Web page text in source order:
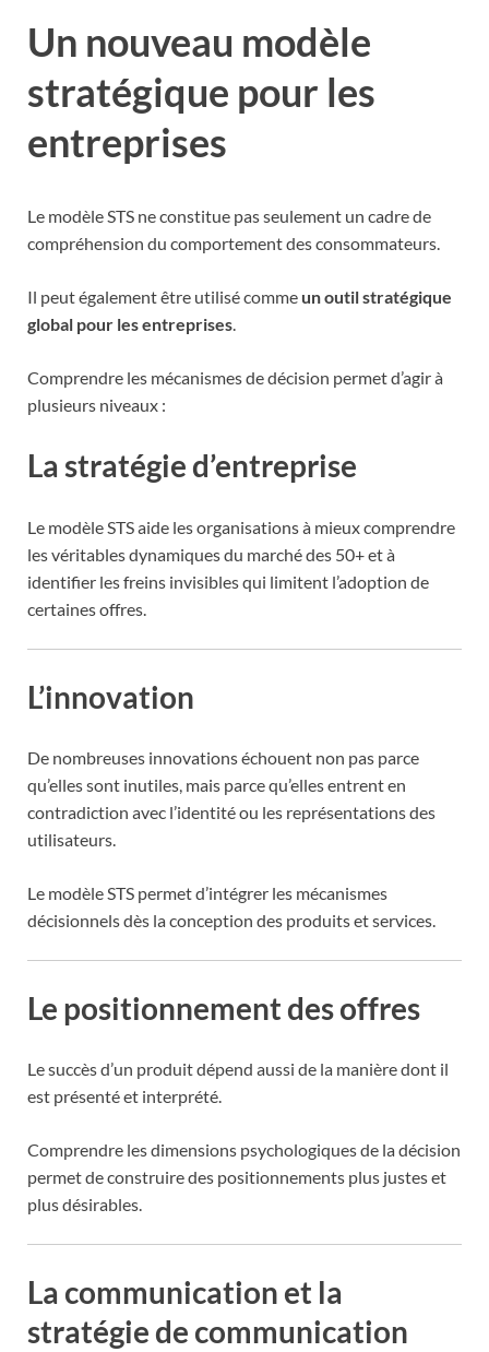
Un nouveau modèle
stratégique pour les
entreprises
Le modèle STS ne constitue pas seulement un cadre de
compréhension du comportement des consommateurs.
Il peut également être utilisé comme un outil stratégique
global pour les entreprises.
Comprendre les mécanismes de décision permet d’agir à
plusieurs niveaux :
La stratégie d’entreprise
Le modèle STS aide les organisations à mieux comprendre
les véritables dynamiques du marché des 50+ et à
identifier les freins invisibles qui limitent l’adoption de
certaines offres.
L’innovation
De nombreuses innovations échouent non pas parce
qu’elles sont inutiles, mais parce qu’elles entrent en
contradiction avec l’identité ou les représentations des
utilisateurs.
Le modèle STS permet d’intégrer les mécanismes
décisionnels dès la conception des produits et services.
Le positionnement des offres
Le succès d’un produit dépend aussi de la manière dont il
est présenté et interprété.
Comprendre les dimensions psychologiques de la décision
permet de construire des positionnements plus justes et
plus désirables.
La communication et la
stratégie de communication